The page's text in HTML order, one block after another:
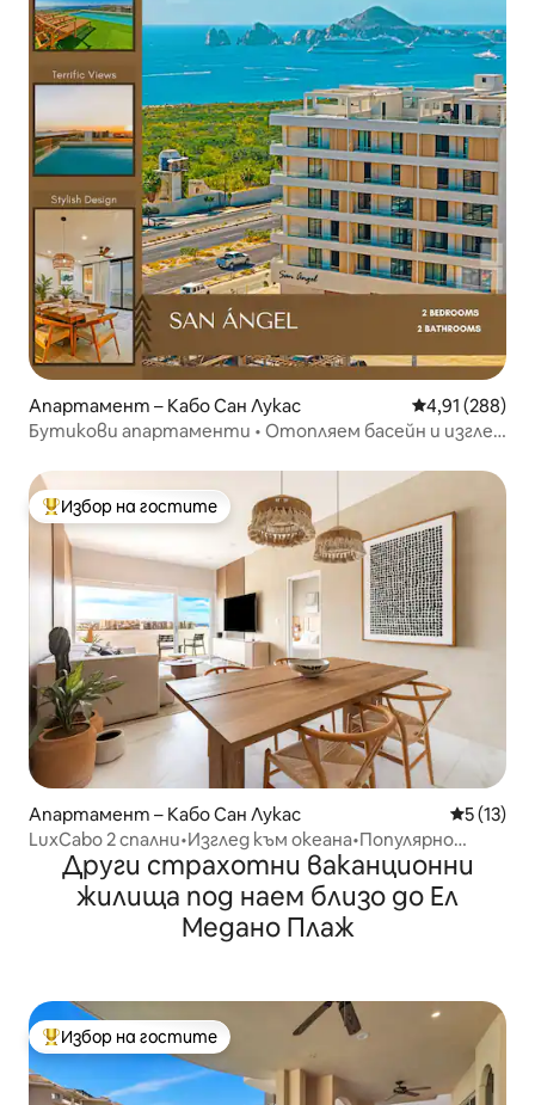
Апартамент – Кабо Сан Лукас Средна
4,91 (288)
Бутикови апартаменти • Отопляем басейн и изглед
Най-популярен избор на гостите
Избор на гостите
Апартамент – Кабо Сан Лукас Средна
5 (13)
LuxCabo 2 спални•Изглед към океана•Популярно
мястоДруги страхотни ваканционни
жилища под наем близо до Ел
Медано Плаж
Най-популярен избор на гостите
Избор на гостите